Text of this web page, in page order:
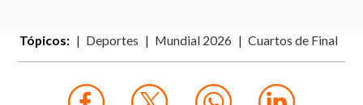
Tópicos: Deportes Mundial 2026 Cuartos de Final